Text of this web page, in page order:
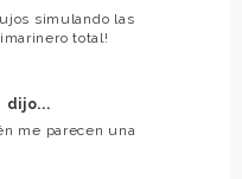
simulando las
total!
dijo...
me parecen una